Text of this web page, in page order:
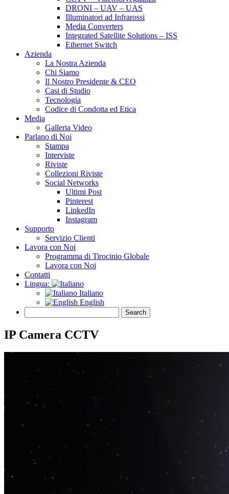
DRONI – UAV – UAS
Illuminatori ad Infrarossi
Media Converters
Integrated Satellite Solutions – ISS
Ethernet Switch
Azienda
La Nostra Azienda
Chi Siamo
Il Nostro Presidente & CEO
Casi di Studio
Tecnologia
Codice di Condotta ed Etica
Media
Galleria Video
Parlano di Noi
Stampa
Interviste
Riviste
Collezioni Riviste
Social Networks
Ultimi Post
Pinterest
LinkedIn
Instagram
Supporto
Servizio Clienti
Lavora con Noi
Programma di Tirocinio Globale
Lavora con Noi
Contatti
Lingua:
Italiano
English
IP Camera CCTV